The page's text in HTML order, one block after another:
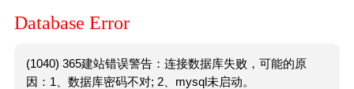
Database Error
(1040) 365建站错误警告：连接数据库失败，可能的原
因：1、数据库密码不对; 2、mysql未启动。